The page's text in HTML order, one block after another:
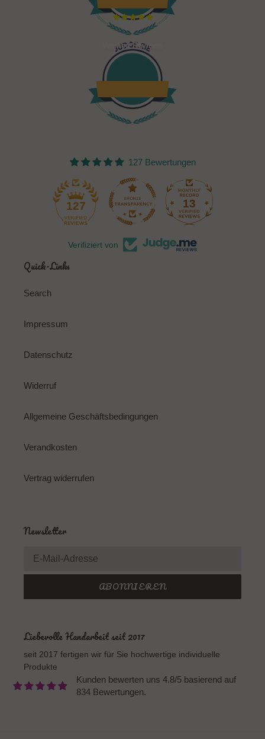
Verified Reviews
127 Bewertungen
127 13
Verifiziert von
Quick-Links
Search
Impressum
Datenschutz
Widerruf
Allgemeine Geschäftsbedingungen
Verandkosten
Vertrag widerrufen
Newsletter
ABONNIEREN
Liebevolle Handarbeit seit 2017
seit 2017 fertigen wir für Sie hochwertige individuelle
Produkte
Kunden bewerten uns 4.8/5 basierend auf
834 Bewertungen.